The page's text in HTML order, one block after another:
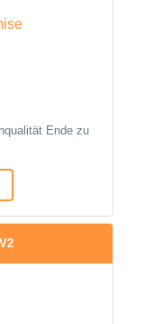
Ende zu